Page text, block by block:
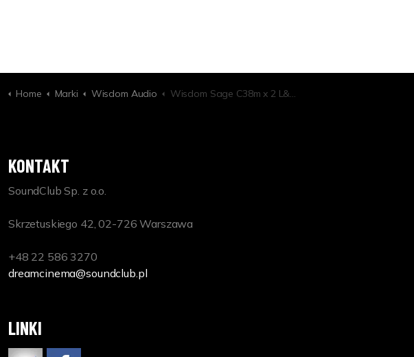
Home Marki Wisdom Audio Wisdom Sage C38m x 2 L&R Superbar
KONTAKT
SoundClub Sp. z o.o.
Skrzetuskiego 42, 02-726 Warszawa
+48 22 586 3270
dreamcinema@soundclub.pl
LINKI